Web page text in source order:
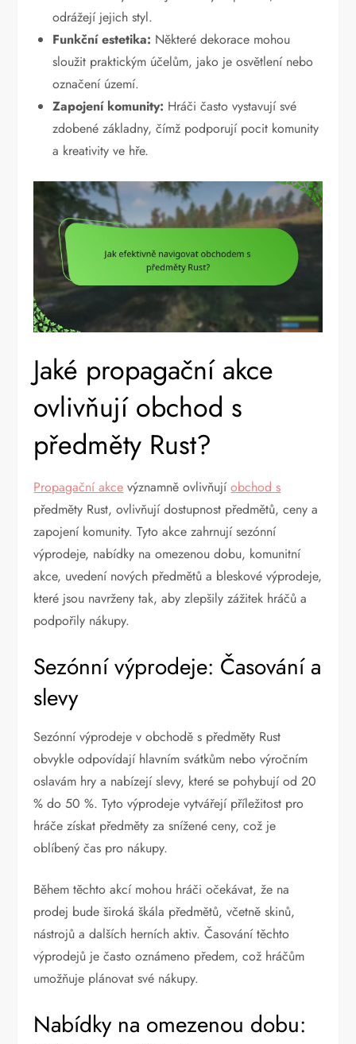
odrážejí jejich styl.
Funkční estetika: Některé dekorace mohou
sloužit praktickým účelům, jako je osvětlení nebo
označení území.
Zapojení komunity: Hráči často vystavují své
zdobené základny, čímž podporují pocit komunity
a kreativity ve hře.
Jaké propagační akce
ovlivňují obchod s
předměty Rust?
Propagační akce významně ovlivňujíobchod s
předměty Rust, ovlivňují dostupnost předmětů, ceny a
zapojení komunity. Tyto akce zahrnují sezónní
výprodeje, nabídky na omezenou dobu, komunitní
akce, uvedení nových předmětů a bleskové výprodeje,
které jsou navrženy tak, aby zlepšily zážitek hráčů a
podpořily nákupy.
Sezónní výprodeje: Časování a
slevy
Sezónní výprodeje v obchodě s předměty Rust
obvykle odpovídají hlavním svátkům nebo výročním
oslavám hry a nabízejí slevy, které se pohybují od 20
% do 50 %. Tyto výprodeje vytvářejí příležitost pro
hráče získat předměty za snížené ceny, což je
oblíbený čas pro nákupy.
Během těchto akcí mohou hráči očekávat, že na
prodej bude široká škála předmětů, včetně skinů,
nástrojů a dalších herních aktiv. Časování těchto
výprodejů je často oznámeno předem, což hráčům
umožňuje plánovat své nákupy.
Nabídky na omezenou dobu: